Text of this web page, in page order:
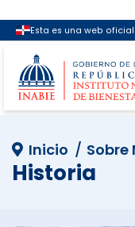
Inicio Sobre
Historia